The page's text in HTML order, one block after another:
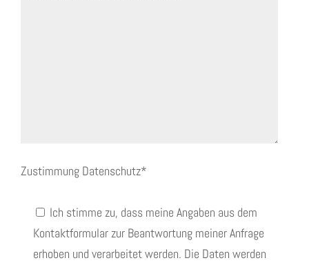
Zustimmung Datenschutz*
Ich stimme zu, dass meine Angaben aus dem
Kontaktformular zur Beantwortung meiner Anfrage
erhoben und verarbeitet werden. Die Daten werden